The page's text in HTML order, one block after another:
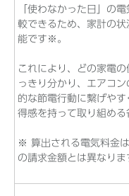
「使わなかった日」の
較できるため、家計の
能です※。
これにより、どの家電
っきり分かり、エアコ
的な節電行動に繋げや
得感を持って取り組める
※ 算出される電気料金
の請求金額とは異なりま